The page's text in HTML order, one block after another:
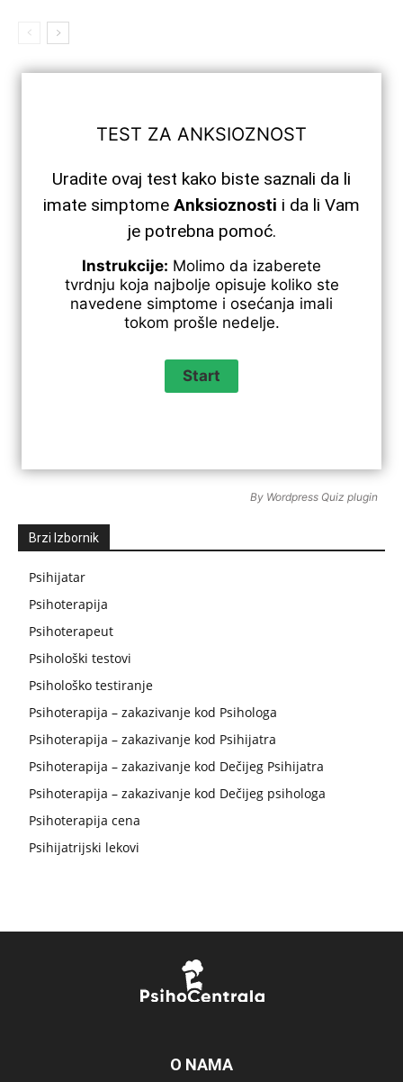
TEST ZA ANKSIOZNOST
Uradite ovaj test kako biste saznali da li
imate simptome Anksioznosti i da li Vam
je potrebna pomoć.
Instrukcije: Molimo da izaberete
tvrdnju koja najbolje opisuje koliko ste
navedene simptome i osećanja imali
tokom prošle nedelje.
By Wordpress Quiz plugin
Brzi Izbornik
Psihijatar
Psihoterapija
Psihoterapeut
Psihološki testovi
Psihološko testiranje
Psihoterapija – zakazivanje kod Psihologa
Psihoterapija – zakazivanje kod Psihijatra
Psihoterapija – zakazivanje kod Dečijeg Psihijatra
Psihoterapija – zakazivanje kod Dečijeg psihologa
Psihoterapija cena
Psihijatrijski lekovi
O NAMA